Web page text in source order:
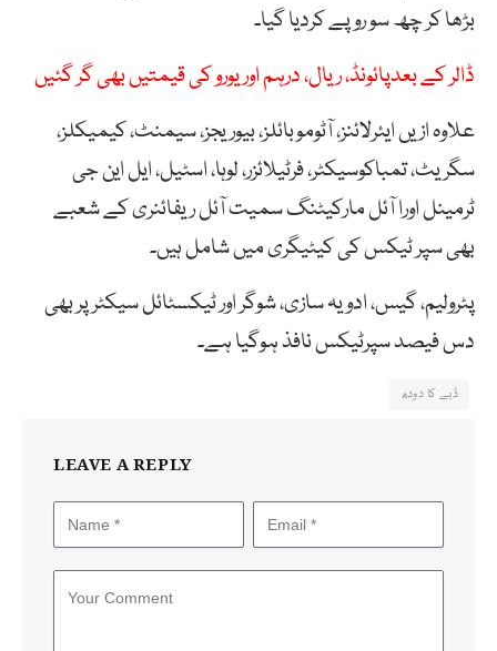
بڑھا کر چھ سو روپے کردیا گیا۔
ڈالر کے بعدپائونڈ، ریال، درہم اور یورو کی قیمتیں بھی گر گئیں
علاوہ ازیں ایئرلائنز، آٹوموبائلز، بیوریجز، سیمنٹ، کیمیکلز،
سگریٹ، تمباکوسیکٹر، فرٹیلائزر، لوہا، اسٹیل، ایل این جی
ٹرمینل اورا آئل مارکیٹنگ سمیت آئل ریفائنری کے شعبے
بھی سپر ٹیکس کی کیٹیگری میں شامل ہیں۔
پٹرولیم، گیس، ادویہ سازی، شوگر اور ٹیکسٹائل سیکٹر پر بھی
دس فیصد سپرٹیکس نافذ ہوگیا ہے۔
ڈبے کا دودھ
LEAVE A REPLY